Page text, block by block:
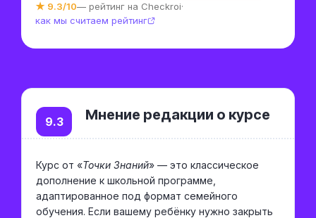
★ 9.3/10— рейтинг на Checkroi·
как мы считаем рейтинг
Мнение редакции о курсе
9.3
Курс от «Точки Знаний» — это классическое
дополнение к школьной программе,
адаптированное под формат семейного
обучения. Если вашему ребёнку нужно закрыть